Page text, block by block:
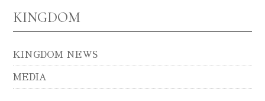
KINGDOM
KINGDOM NEWS
MEDIA